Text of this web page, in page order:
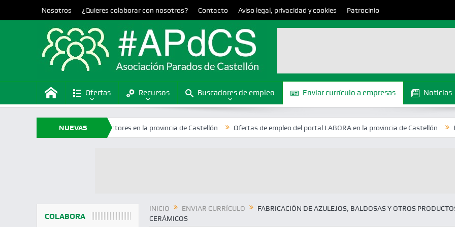
Nosotros ¿Quieres colaborar con nosotros? Contacto Aviso legal, privacidad y cookies Patrocinio
Ofertas Recursos Buscadores de empleo Enviar currículo a empresas Noticias
NUEVAS
empleo de todos los sectores en la provincia de Castellón Ofertas de empleo del portal LABORA en la provincia de Castellón Reactiva
INICIO ENVIAR CURRÍCULO
FABRICACIÓN DE AZULEJOS, BALDOSAS Y OTROS
CERÁMICOS
COLABORA